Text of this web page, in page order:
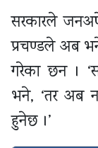
सरकारले
प्रचण्डले अब
गरेका छन ।
भने, ‘तर अब
हुनेछ ।’